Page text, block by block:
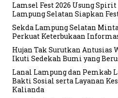
Lamsel Fest 2026 Usung
Lampung Selatan Siapkan
Sekda Lampung Selatan
Perkuat Keterbukaan
Hujan Tak Surutkan Antusias
Ikuti Sedekah Bumi yang
Lanal Lampung dan Pemkab
Bakti Sosial serta Layanan
Kalianda